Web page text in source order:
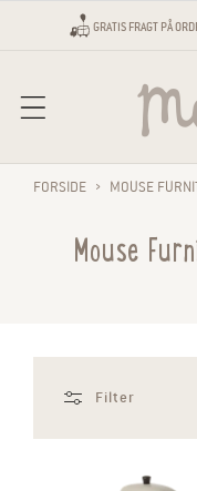
Gå til indholdGRATIS FRAGT PÅ
FORSIDE › MOUSE
Mouse
Filter